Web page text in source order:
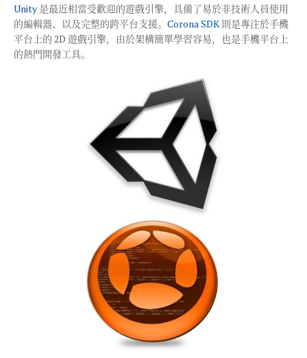
Unity 是最近相當受歡迎的遊戲引擎，具備了易於非技術人員使用
的編輯器、以及完整的跨平台支援。 Corona SDK則是專注於手機
平台上的 2D 遊戲引擎，由於架構簡單學習容易，也是手機平台上
的熱門開發工具。